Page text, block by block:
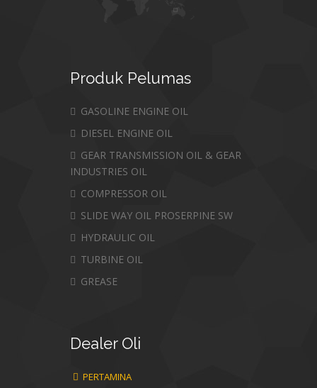
Produk Pelumas
GASOLINE ENGINE OIL
DIESEL ENGINE OIL
GEAR TRANSMISSION OIL & GEAR
INDUSTRIES OIL
COMPRESSOR OIL
SLIDE WAY OIL PROSERPINE SW
HYDRAULIC OIL
TURBINE OIL
GREASE
DealerOli
PERTAMINA